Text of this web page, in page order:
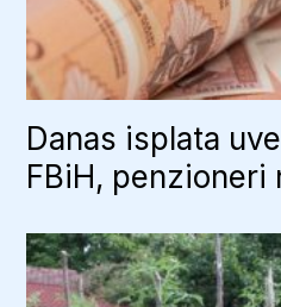
Danas isplata
FBiH, penzioneri